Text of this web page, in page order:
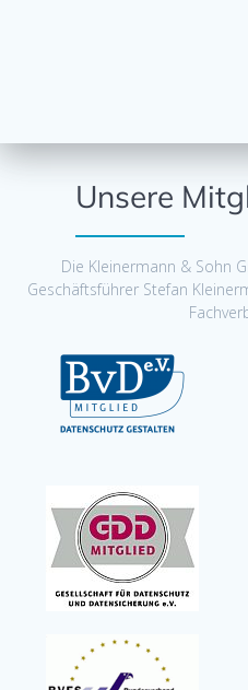
Unsere
Die Kleinermann & Sohn
Geschäftsführer Stefan